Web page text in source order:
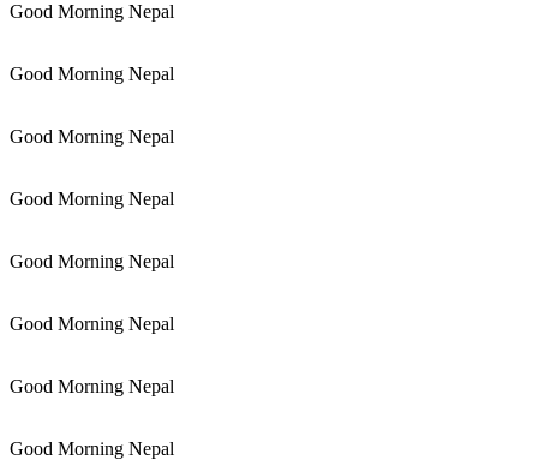
Good Morning Nepal
Good Morning Nepal
Good Morning Nepal
Good Morning Nepal
Good Morning Nepal
Good Morning Nepal
Good Morning Nepal
Good Morning Nepal